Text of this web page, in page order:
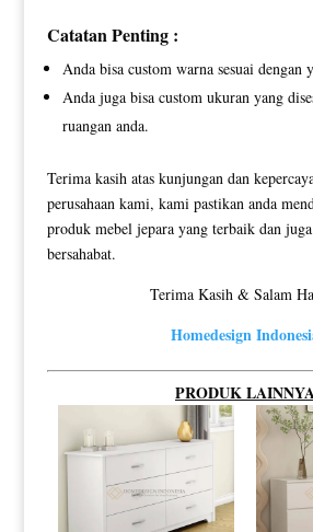
Catatan Penting :
Anda bisa custom warna sesuai dengan
Anda juga bisa custom ukuran yang
ruangan anda.
Terima kasih atas kunjungan dan
perusahaan kami, kami pastikan anda
produk mebel jepara yang terbaik dan
bersahabat.
Terima Kasih & Salam
Homedesign
PRODUK